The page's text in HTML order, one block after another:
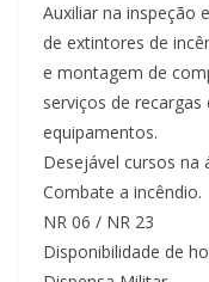
Auxiliar na inspeção
de extintores de
e montagem de
serviços de
equipamentos.
Desejável cursos na
Combate a incêndio.
NR 06 / NR 23
Disponibilidade de